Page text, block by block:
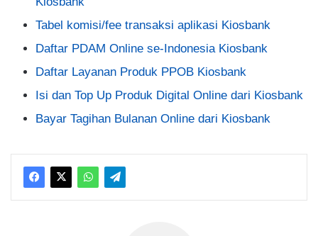
Tabel komisi/fee transaksi aplikasi Kiosbank
Daftar PDAM Online se-Indonesia Kiosbank
Daftar Layanan Produk PPOB Kiosbank
Isi dan Top Up Produk Digital Online dari Kiosbank
Bayar Tagihan Bulanan Online dari Kiosbank